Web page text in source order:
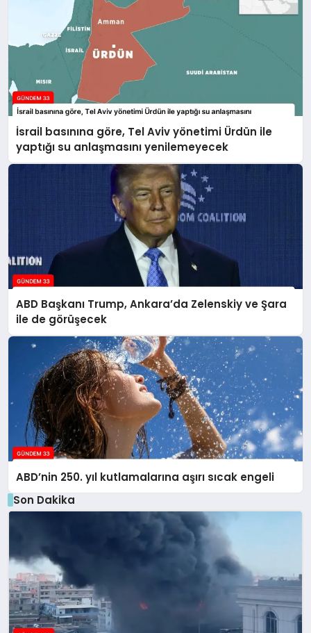
İsrail basınına göre, Tel Aviv yönetimi Ürdün ile
yaptığı su anlaşmasını yenilemeyecek
ABD Başkanı Trump, Ankara’da Zelenskiy ve Şara
ile de görüşecek
ABD’nin 250. yıl kutlamalarına aşırı sıcak engeli
Son Dakika